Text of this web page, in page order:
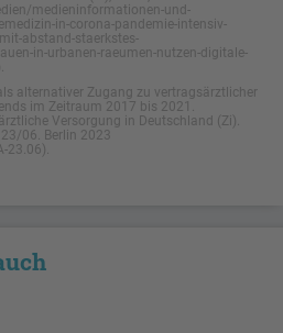
medieninformationen-und-
in-corona-pandemie-intensiv-
abstand-staerkstes-
in-urbanen-raeumen-nutzen-digitale-
alternativer Zugang zu vertragsärztlicher
im Zeitraum 2017 bis 2021.
Versorgung in Deutschland (Zi).
06. Berlin 2023
23.06).